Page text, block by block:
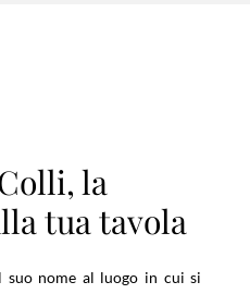
la
tua tavola
suo nome al luogo in cui si